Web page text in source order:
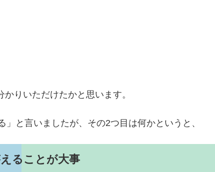
りいただけたかと思います。
と言いましたが、その2つ目は何かというと、
ることが大事